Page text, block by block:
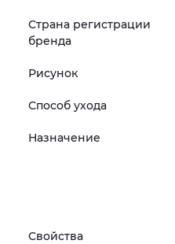
Страна регистрации
бренда
Рисунок
Способ ухода
Назначение
Свойства